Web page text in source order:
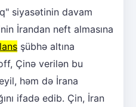
siyasətinin davam
İrandan neft almasına
şübhə altına
Çinə verilən bu
həm də İrana
ifadə edib. Çin, İran